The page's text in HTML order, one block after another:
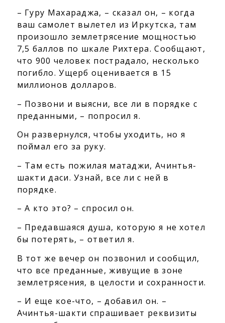
– Гуру Махараджа, – сказал он, – когда
ваш самолет вылетел из Иркутска, там
произошло землетрясение мощностью
7,5 баллов по шкале Рихтера. Сообщают,
что 900 человек пострадало, несколько
погибло. Ущерб оценивается в 15
миллионов долларов.
– Позвони и выясни, все ли в порядке с
преданными, – попросил я.
Он развернулся, чтобы уходить, но я
поймал его за руку.
– Там есть пожилая матаджи, Ачинтья-
шакти даси. Узнай, все ли с ней в
порядке.
– А кто это? – спросил он.
– Предавшаяся душа, которую я не хотел
бы потерять, – ответил я.
В тот же вечер он позвонил и сообщил,
что все преданные, живущие в зоне
землетрясения, в целости и сохранности.
– И еще кое-что, – добавил он. –
Ачинтья-шакти спрашивает реквизиты